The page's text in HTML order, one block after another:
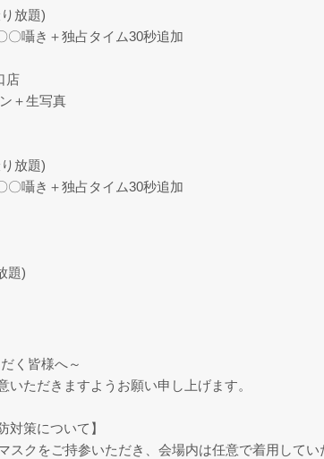
放題)
〇囁き＋独占タイム30秒追加
店
＋生写真
放題)
〇囁き＋独占タイム30秒追加
題)
く皆様へ～
いただきますようお願い申し上げます。
対策について】
クをご持参いただき、会場内は任意で着用してい